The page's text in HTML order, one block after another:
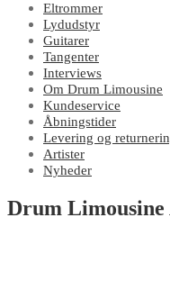
Eltrommer
Lydudstyr
Guitarer
Tangenter
Interviews
Om Drum Limousine
Kundeservice
Åbningstider
Levering og
Artister
Nyheder
Drum Limousine